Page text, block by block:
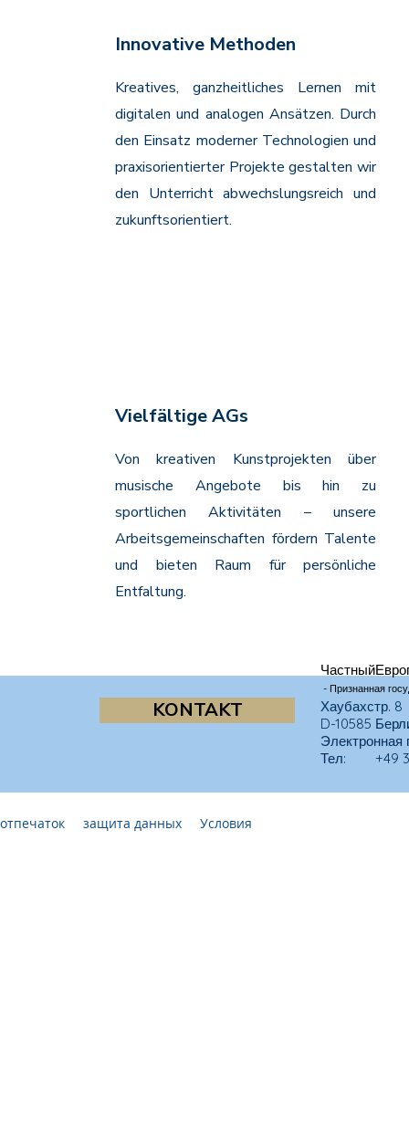
Innovative Methoden
Kreatives, ganzheitliches Lernen mit
digitalen und analogen Ansätzen. Durch
den Einsatz moderner Technologien und
praxisorientierter Projekte gestalten wir
den Unterricht abwechslungsreich und
zukunftsorientiert.
Vielfältige AGs
Von kreativen Kunstprojekten über
musische Angebote bis hin zu
sportlichen Aktivitäten – unsere
Arbeitsgemeinschaften fördern Talente
und bieten Raum für persönliche
Entfaltung.
KONTAKT
Частный
- Признанная
Хаубахстр. 8
D-10585
Тел: +49 30
отпечаток защита данных Условия